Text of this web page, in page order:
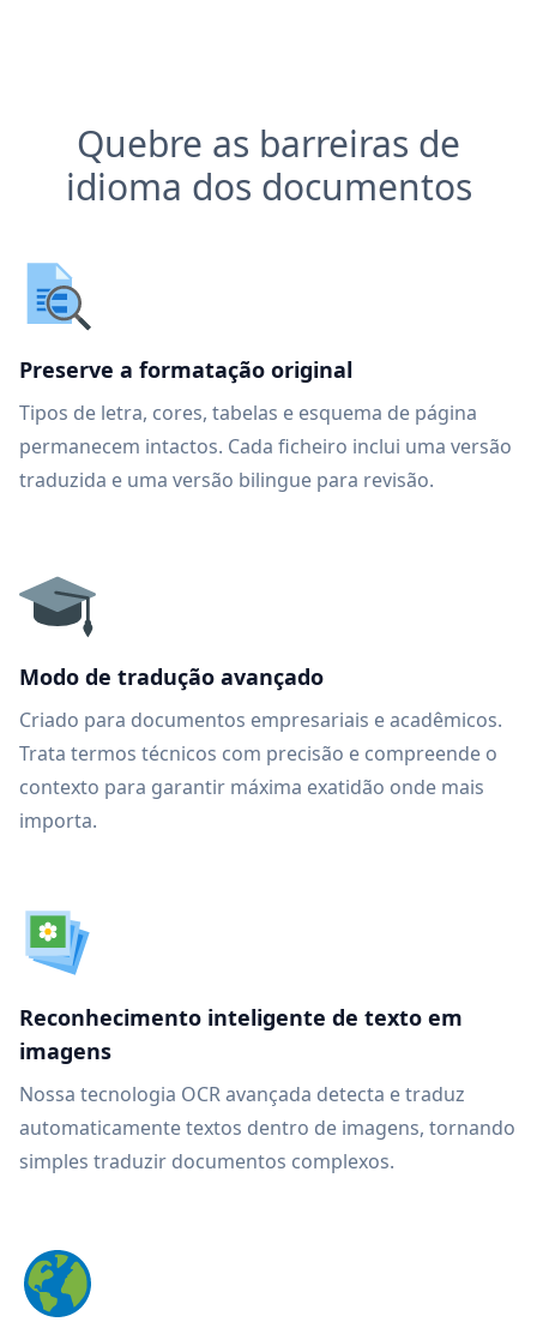
Quebre as barreiras de
idioma dos documentos
Preserve a formatação original
Tipos de letra, cores, tabelas e esquema de página
permanecem intactos. Cada ficheiro inclui uma versão
traduzida e uma versão bilingue para revisão.
Modo de tradução avançado
Criado para documentos empresariais e acadêmicos.
Trata termos técnicos com precisão e compreende o
contexto para garantir máxima exatidão onde mais
importa.
Reconhecimento inteligente de texto em
imagens
Nossa tecnologia OCR avançada detecta e traduz
automaticamente textos dentro de imagens, tornando
simples traduzir documentos complexos.